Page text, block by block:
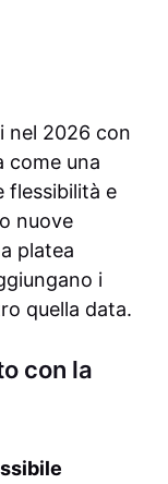
nel 2026 con
come una
flessibilità e
nuove
platea
i
quella data.
con la